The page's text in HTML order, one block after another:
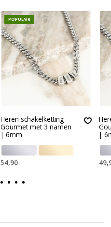
POPULAIR
Heren schakelketting
Gourmet met 3 namen
| 6mm
54,90
|